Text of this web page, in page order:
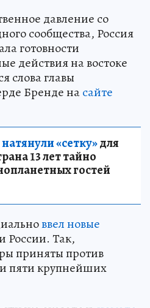
давление со
сообщества, Россия
готовности
действия на востоке
слова главы
Бренде насайте
«сетку»для
13 лет тайно
гостей
ввел новые
России. Так,
приняты против
пяти крупнейших